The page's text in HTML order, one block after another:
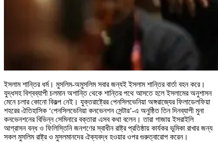
ইসলাম শান্তির ধর্ম। মুসলিম-অমুসলিম সবার জন্যই ইসলাম শান্তির বার্তা বহন করে।
যুদ্ধসহ বিশ্বব্যাপী চলমান অশান্তি থেকে শান্তির পথে আসতে হলে ইসলামের অনুশাসন
মেনে চলার কোনো বিকল্প নেই। যুক্তরাষ্ট্রের পেনসিলভেনিয়া অঙ্গরাজ্যের ফিলাডেলফিয়া
শহরের ঐতিহাসিক ‘পেনসিলভেনিয়া কনভেনশন সেন্টার’-এ অনুষ্ঠিত তিন দিনব্যাপী মুনা
কনভেনশনের বিভিন্ন সেমিনারে বক্তারা এসব কথা বলেন। তারা গাজায় ইসরাইলি
আগ্রাসন বন্ধ ও ফিলিস্তিনি জনগণের স্বাধীন রাষ্ট্র প্রতিষ্ঠায় কার্যকর ভূমিকা রাখার জন্য
সকল মুসলিম রাষ্ট্র ও মুসলমানদের ঐক্যবদ্ধ হওয়ার ওপর গুরুত্বারোপ করেন।